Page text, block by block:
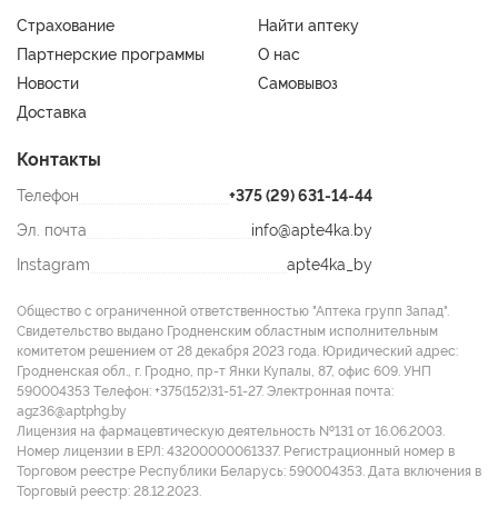
Страхование
Найти аптеку
Партнерские программы
О нас
Новости
Самовывоз
Доставка
Контакты
Телефон
+375 (29) 631-14-44
Эл. почта
info@apte4ka.by
Instagram
apte4ka_by
Общество с ограниченной ответственностью "Аптека групп Запад".
Свидетельство выдано Гродненским областным исполнительным
комитетом решением от 28 декабря 2023 года. Юридический адрес:
Гродненская обл., г. Гродно, пр-т Янки Купалы, 87, офис 609. УНП
590004353 Tелефон: +375(152)31-51-27. Электронная почта:
agz36@aptphg.by
Лицензия на фармацевтическую деятельность №131 от 16.06.2003.
Номер лицензии в ЕРЛ: 43200000061337. Регистрационный номер в
Торговом реестре Республики Беларусь: 590004353. Дата включения в
Торговый реестр: 28.12.2023.